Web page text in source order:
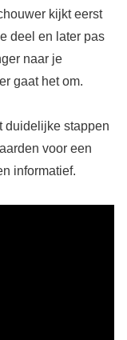
kijkt eerst
deel en later pas
naar je
gaat het om.
duidelijke stappen
voor een
informatief.